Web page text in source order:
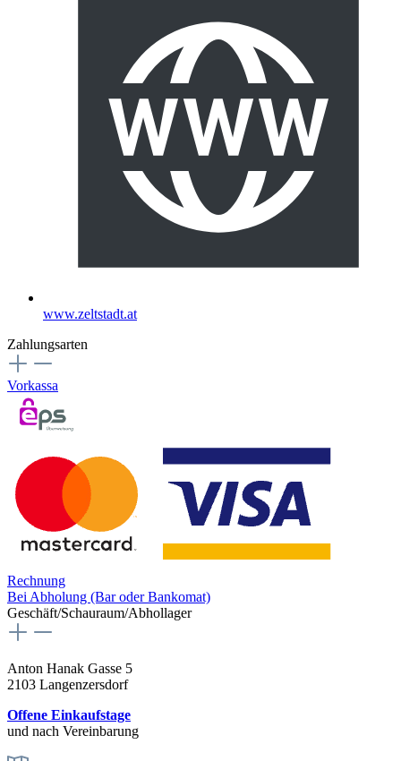
www.zeltstadt.at
Zahlungsarten
Vorkassa
Rechnung
Bei Abholung (Bar oder Bankomat)
Geschäft/Schauraum/Abhollager
Anton Hanak Gasse 5
2103 Langenzersdorf
Offene Einkaufstage
und nach Vereinbarung